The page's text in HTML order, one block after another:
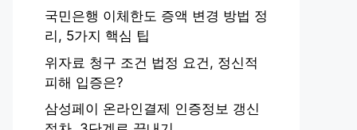
국민은행 이체한도 증액 변경 방법 정
리, 5가지 핵심 팁
위자료 청구 조건 법정 요건, 정신적
피해 입증은?
삼성페이 온라인결제 인증정보 갱신